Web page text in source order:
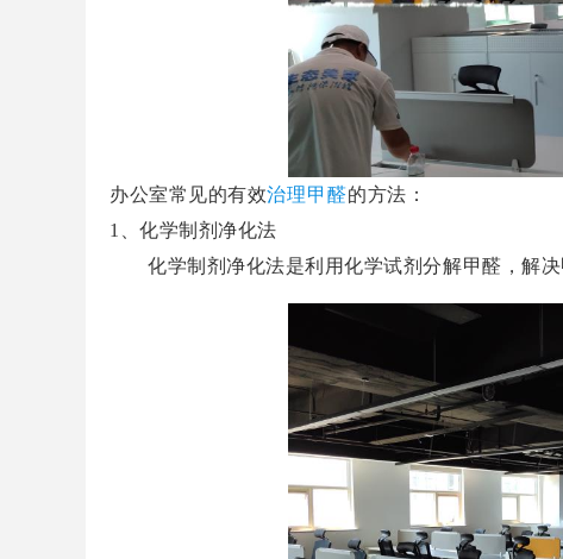
办公室常见的有效治理甲醛的方法：
1
、化学制剂净化法
化学制剂净化法是利用化学试剂分解甲醛，解
德